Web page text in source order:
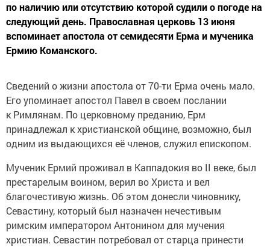
по наличию или отсутствию которой судили о погоде на
следующий день. Православная церковь 13 июня
вспоминает апостола от семидесяти Ерма и мученика
Ермию Команского.
Сведений о жизни апостола от 70-ти Ерма очень мало.
Его упоминает апостол Павел в своем послании
к Римлянам. По церковному преданию, Ерм
принадлежал к христианской общине, возможно, был
одним из выдающихся её членов, служил епископом.
Мученик Ермий проживал в Каппадокия во II веке, был
престарелым воином, верил во Христа и вел
благочестивую жизнь. Об этом донесли чиновнику,
Севастину, который был назначен нечестивым
римским императором Антонином для мучения
христиан. Севастин потребовал от старца принести